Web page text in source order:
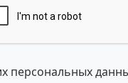
персональных